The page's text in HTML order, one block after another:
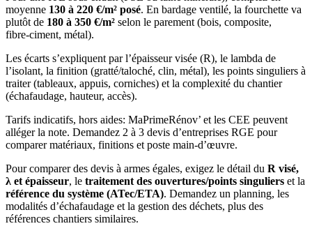
moyenne 130 à 220 €/m² posé. En bardage ventilé, la fourchette va
plutôt de 180 à 350 €/m² selon le parement (bois, composite,
fibre‑ciment, métal).
Les écarts s’expliquent par l’épaisseur visée (R), le lambda de
l’isolant, la finition (gratté/taloché, clin, métal), les points singuliers à
traiter (tableaux, appuis, corniches) et la complexité du chantier
(échafaudage, hauteur, accès).
Tarifs indicatifs, hors aides: MaPrimeRénov’ et les CEE peuvent
alléger la note. Demandez 2 à 3 devis d’entreprises RGE pour
comparer matériaux, finitions et poste main-d’œuvre.
Pour comparer des devis à armes égales, exigez le détail du R visé,
λ et épaisseur, le traitement des ouvertures/points singuliers et la
référence du système (ATec/ETA). Demandez un planning, les
modalités d’échafaudage et la gestion des déchets, plus des
références chantiers similaires.